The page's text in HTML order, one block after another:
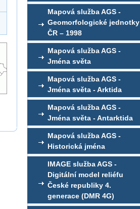
Mapová služba AGS -
Geomorfologické jednotky
ČR – 1998
Mapová služba AGS -
Jména světa
Mapová služba AGS -
Jména světa - Arktida
Mapová služba AGS -
Jména světa - Antarktida
Mapová služba AGS -
Historická jména
IMAGE služba AGS -
Digitální model reliéfu
České republiky 4.
generace (DMR 4G)